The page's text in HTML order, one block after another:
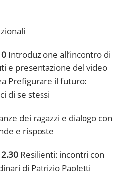
Introduzione all’incontro di
e presentazione del video
Prefigurare il futuro:
di se stessi
dei ragazzi e dialogo con
e risposte
Resilienti: incontri con
di Patrizio Paoletti